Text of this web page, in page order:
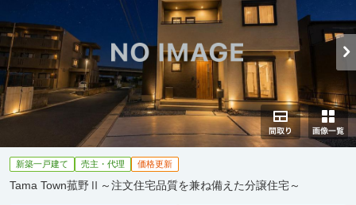
新築一戸建て 売主・代理 価格更新
Tama Town菰野Ⅱ～注文住宅品質を兼ね備えた分譲住宅～